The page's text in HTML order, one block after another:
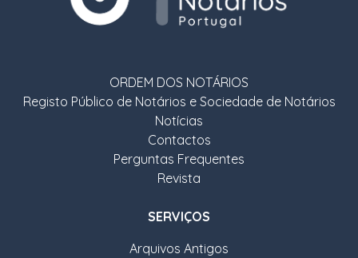
ORDEM DOS NOTÁRIOS
Registo Público de Notários e Sociedade de Notários
Notícias
Contactos
Perguntas Frequentes
Revista
SERVIÇOS
Arquivos Antigos